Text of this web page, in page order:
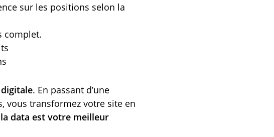
sur les positions selon la
complet.
. En passant d’une
vous transformez votre site en
la data est votre meilleur